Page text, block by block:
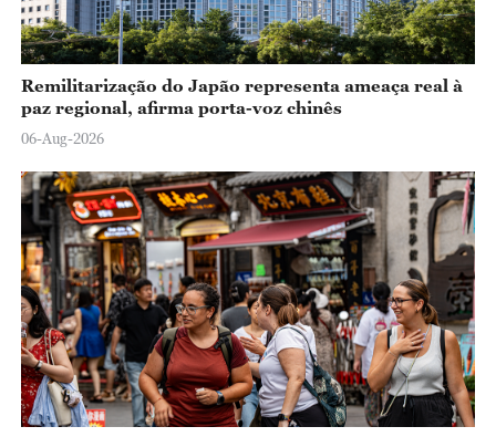
Remilitarização do Japão representa ameaça real à
paz regional, afirma porta-voz chinês
06-Aug-2026